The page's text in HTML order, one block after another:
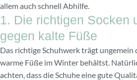
allem auch schnell Abhilfe.
1. Die richtigen Socken
gegen kalte Füße
Das richtige Schuhwerk trägt ungemein
warme Füße im Winter behältst.
achten, dass die Schuhe eine gute